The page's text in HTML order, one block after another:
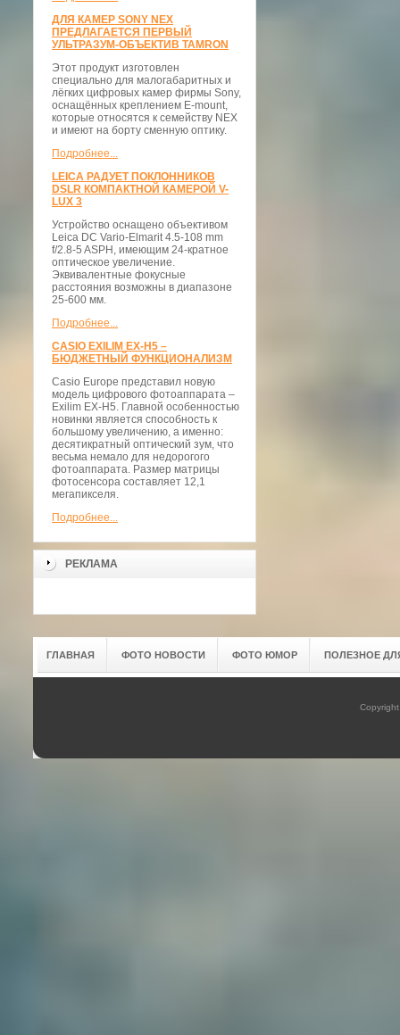
ДЛЯ КАМЕР SONY NEX
ПРЕДЛАГАЕТСЯ ПЕРВЫЙ
УЛЬТРАЗУМ-ОБЪЕКТИВ TAMRON
Этот продукт изготовлен
специально для малогабаритных и
лёгких цифровых камер фирмы Sony,
оснащённых креплением E-mount,
которые относятся к семейству NEX
и имеют на борту сменную оптику.
Подробнее...
LEICA РАДУЕТ ПОКЛОННИКОВ
DSLR КОМПАКТНОЙ КАМЕРОЙ V-
LUX 3
Устройство оснащено объективом
Leica DC Vario-Elmarit 4.5-108 mm
f/2.8-5 ASPH, имеющим 24-кратное
оптическое увеличение.
Эквивалентные фокусные
расстояния возможны в диапазоне
25-600 мм.
Подробнее...
CASIO EXILIM EX-H5 –
БЮДЖЕТНЫЙ ФУНКЦИОНАЛИЗМ
Casio Europe представил новую
модель цифрового фотоаппарата –
Exilim EX-H5. Главной особенностью
новинки является способность к
большому увеличению, а именно:
десятикратный оптический зум, что
весьма немало для недорогого
фотоаппарата. Размер матрицы
фотосенсора составляет 12,1
мегапикселя.
Подробнее...
РЕКЛАМА
ГЛАВНАЯ ФОТО НОВОСТИ ФОТО ЮМОР ПОЛЕЗНОЕ